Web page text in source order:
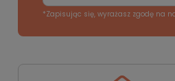
*Zapisując się, wyrażasz zgodę na